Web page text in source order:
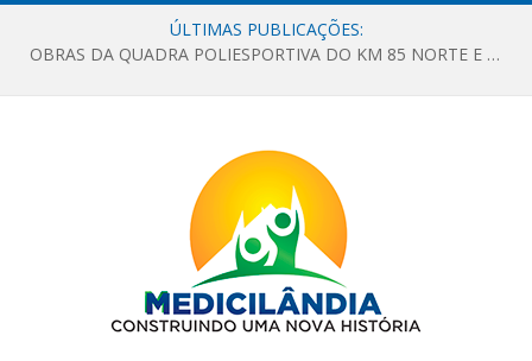
ÚLTIMAS PUBLICAÇÕES:
OBRAS DA QUADRA POLIESPORTIVA DO KM 85 NORTE E DA ESCOLA GASPAR VIANA AVANÇAM